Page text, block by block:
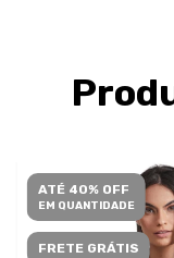
ATÉ 40% OFF
EM QUANTIDADE
FRETE GRÁTIS